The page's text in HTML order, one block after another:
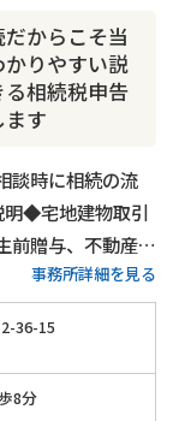
からこそ当
りやすい説
相続税申告
す
談時に相続の流
明◆宅地建物取引
前贈与、不動産活
日祝日相談（要予
い方が相談しやす
事務所詳細を見る
36-15
8分